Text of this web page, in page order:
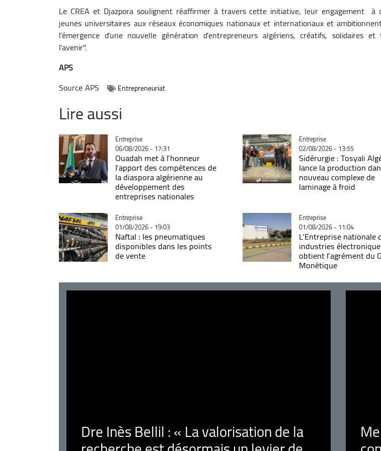
Le CREA et Djazpora soulignent réaffirmer à travers cette initiative, leur engagement à
jeunes universitaires aux réseaux économiques nationaux et internationaux et
l’émergence d’une nouvelle génération d’entrepreneurs algériens, créatifs, solidaires
l’avenir".
APS
SourceAPS Entrepreneuriat
Lire aussi
Catégorie
Entreprise
06/08/2026 - 17:31
Ouadah met à l’honneur
l’apport des compétences de
la diaspora algérienne au
développement des
entreprises nationales
Catégorie
Entreprise
02/08/2026 - 13:55
Sidérurgie : Tosyali
lance la production
nouveau complexe de
laminage à froid
Catégorie
Entreprise
01/08/2026 - 19:03
Naftal : les pneumatiques
disponibles dans les points
de vente
Catégorie
Entreprise
01/08/2026 - 11:04
L’Entreprise nationale
industries
obtient l’agrément du
Monétique
Dre Inès Bellil : « La valorisation de la